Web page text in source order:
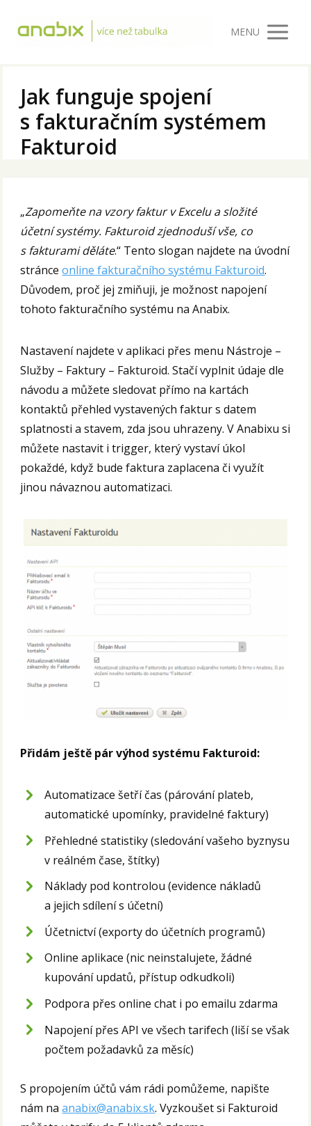
MENU
Jak funguje spojení
s fakturačním systémem
Fakturoid
„Zapomeňte na vzory faktur v Excelu a složité
účetní systémy. Fakturoid zjednoduší vše, co
s fakturami děláte.“ Tento slogan najdete na úvodní
stránceonline fakturačního systému Fakturoid.
Důvodem, proč jej zmiňuji, je možnost napojení
tohoto fakturačního systému na Anabix.
Nastavení najdete v aplikaci přes menu Nástroje –
Služby – Faktury – Fakturoid. Stačí vyplnit údaje dle
návodu a můžete sledovat přímo na kartách
kontaktů přehled vystavených faktur s datem
splatnosti a stavem, zda jsou uhrazeny. V Anabixu si
můžete nastavit i trigger, který vystaví úkol
pokaždé, když bude faktura zaplacena či využít
jinou návaznou automatizaci.
Přidám ještě pár výhod systému Fakturoid:
Automatizace šetří čas (párování plateb,
automatické upomínky, pravidelné faktury)
Přehledné statistiky (sledování vašeho byznysu
v reálném čase, štítky)
Náklady pod kontrolou (evidence nákladů
a jejich sdílení s účetní)
Účetnictví (exporty do účetních programů)
Online aplikace (nic neinstalujete, žádné
kupování updatů, přístup odkudkoli)
Podpora přes online chat i po emailu zdarma
Napojení přes API ve všech tarifech (liší se však
počtem požadavků za měsíc)
S propojením účtů vám rádi pomůžeme, napište
nám naanabix@anabix.sk. Vyzkoušet si Fakturoid